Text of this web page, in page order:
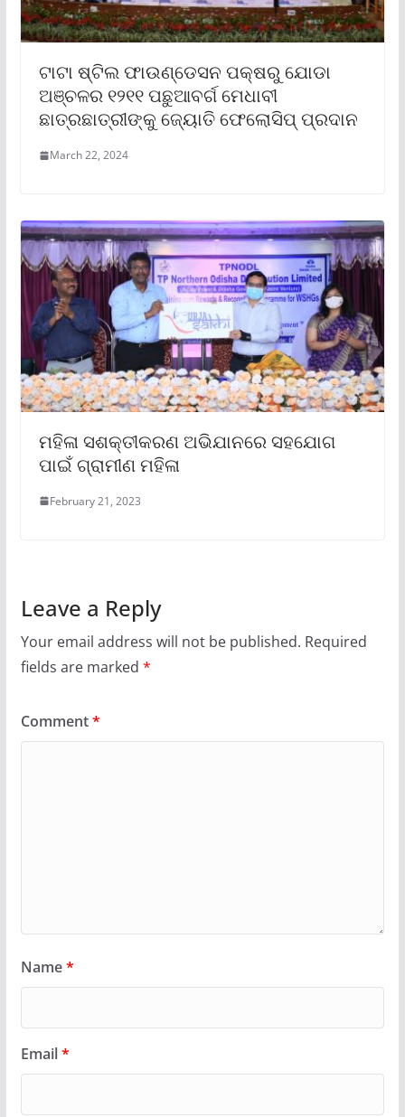
ଟାଟା ଷ୍ଟିଲ ଫାଉଣ୍ଡେସନ ପକ୍ଷରୁ ଯୋଡା
ଅଞ୍ଚଳର ୧୨୧୧ ପଛୁଆବର୍ଗ ମେଧାବୀ
ଛାତ୍ରଛାତ୍ରୀଙ୍କୁ ଜ୍ୟୋତି ଫେଲୋସିପ୍ ପ୍ରଦାନ
March 22, 2024
ମହିଳା ସଶକ୍ତୀକରଣ ଅଭିଯାନରେ ସହଯୋଗ
ପାଇଁ ଗ୍ରାମୀଣ ମହିଳା
February 21, 2023
Leave a Reply
Your email address will not be published. Required
fields are marked *
Comment*
Name*
Email*